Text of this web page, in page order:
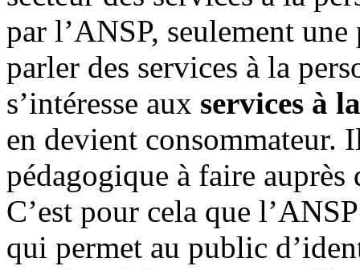
par l’ANSP, seulement
parler des services à la
s’intéresse aux services à
en devient consommateur.
pédagogique à faire
C’est pour cela que
qui permet au public